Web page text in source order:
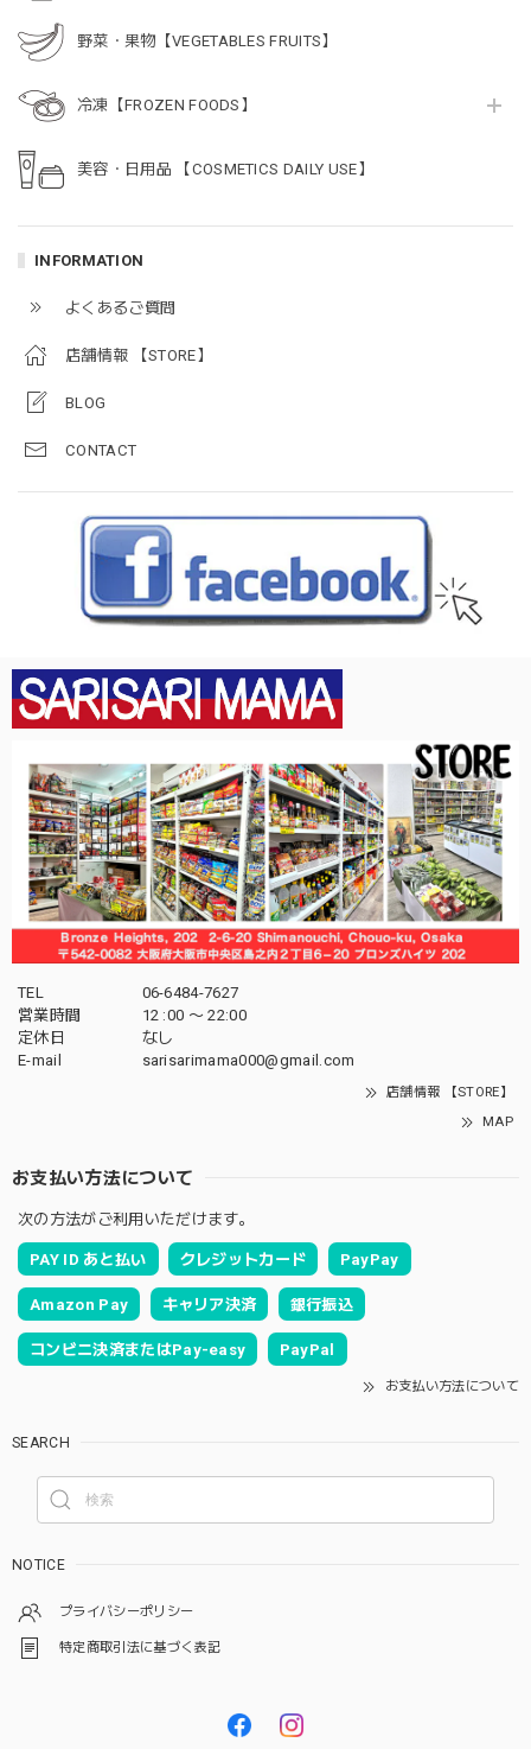
野菜・果物【VEGETABLES FRUITS】
冷凍【FROZEN FOODS】
美容・日用品 【COSMETICS DAILY USE】
INFORMATION
よくあるご質問
店舗情報 【STORE】
BLOG
CONTACT
TEL
06-6484-7627
営業時間
12 :00 〜 22:00
定休日
なし
E-mail
sarisarimama000@gmail.com
店舗情報 【STORE】
MAP
お支払い方法について
次の方法がご利用いただけます。
PAY ID あと払い クレジットカード PayPay
Amazon Pay キャリア決済 銀行振込
コンビニ決済またはPay-easy PayPal
お支払い方法について
SEARCH
NOTICE
プライバシーポリシー
特定商取引法に基づく表記